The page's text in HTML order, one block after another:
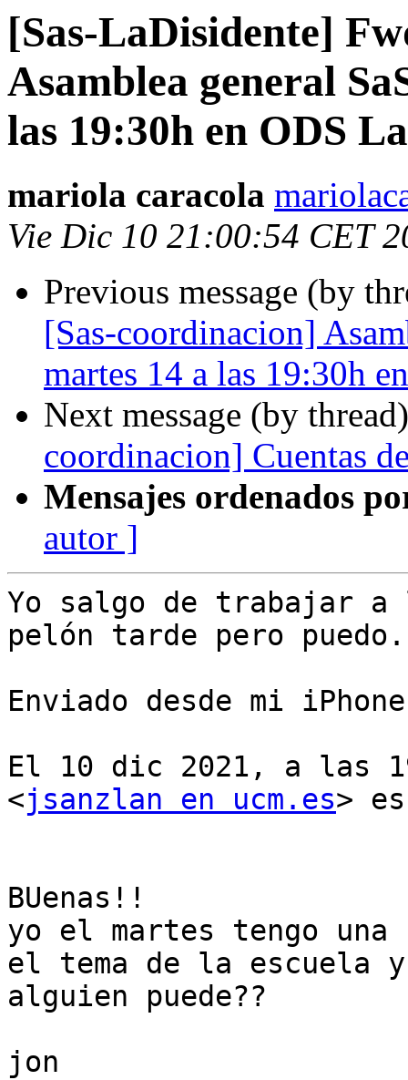
[Sas-LaDisidente]
Asamblea general
las 19:30h en ODS
mariola caracola
Vie Dic 10 21:00:54 CET
Previous message (by
[Sas-coordinacion]
martes 14 a las 19:30h
Next message (by
coordinacion] Cuentas
Mensajes ordenados
autor ]
Yo salgo de trabajar
pelón tarde pero puedo.
Enviado desde mi iPhone
El 10 dic 2021, a las
<jsanzlan en ucm.es>
BUenas!!
yo el martes tengo una
el tema de la escuela
alguien puede??
jon